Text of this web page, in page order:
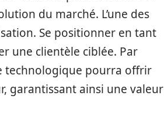
du marché. L’une des
Se positionner en tant
une clientèle ciblée. Par
technologique pourra offrir
garantissant ainsi une valeur